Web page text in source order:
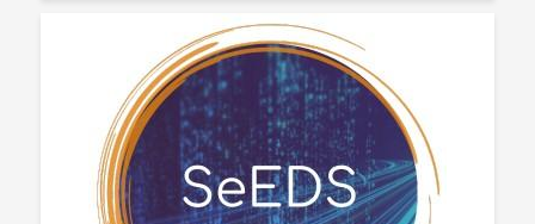
ΠΟΛΙΤΙΚΗ ΠΟΙΟΤΗΤΑΣ
ΣΤΡΑΤΗΓΙΚΗ ΠΠΣ
ΔΕΔΟΜΕΝΑ ΠΟΙΟΤΗΤΑΣ
ΠΙΣΤΟΠΟΙΗΣΗ